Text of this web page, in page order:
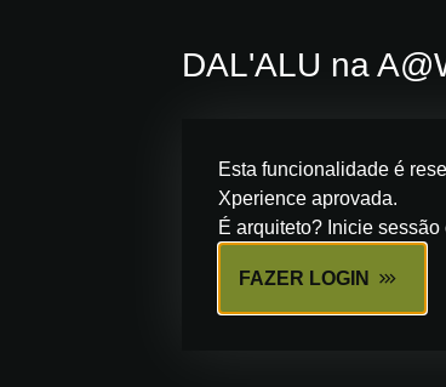
DAL'ALU na
Esta funcionalidade é
Xperience aprovada.
É arquiteto? Inicie
FAZER LOGIN